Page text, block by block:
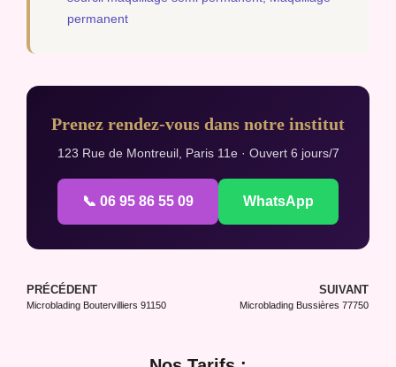
permanent
Prenez rendez-vous dans notre institut
123 Rue de Montreuil, Paris 11e · Ouvert 6 jours/7
📞 06 95 86 55 09 WhatsApp
PRÉCÉDENT
Microblading Boutervilliers 91150
SUIVANT
Microblading Bussières 77750